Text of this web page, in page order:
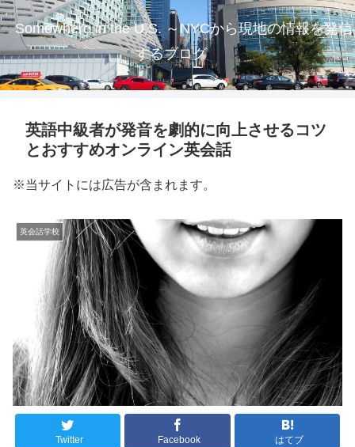
Somewhere in the U.S. ～NYCから現地の情報を発信
するブログ
英語中級者が発音を劇的に向上させるコツ
とおすすめオンライン英会話
※当サイトには広告が含まれます。
英会話学校
Twitter Facebook はてブ